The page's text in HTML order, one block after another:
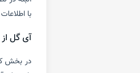
با
آی گل از
در بخش